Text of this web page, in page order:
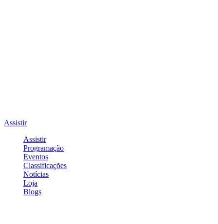
Assistir
Assistir
Programação
Eventos
Classificações
Notícias
Loja
Blogs